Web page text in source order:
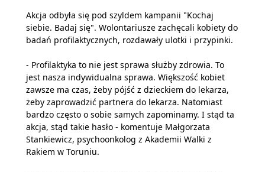
Akcja odbyła się pod szyldem kampanii "Kochaj
siebie. Badaj się". Wolontariusze zachęcali kobiety do
badań profilaktycznych, rozdawały ulotki i przypinki.
- Profilaktyka to nie jest sprawa służby zdrowia. To
jest nasza indywidualna sprawa. Większość kobiet
zawsze ma czas, żeby pójść z dzieckiem do lekarza,
żeby zaprowadzić partnera do lekarza. Natomiast
bardzo często o sobie samych zapominamy. I stąd ta
akcja, stąd takie hasło - komentuje Małgorzata
Stankiewicz, psychoonkolog z Akademii Walki z
Rakiem w Toruniu.